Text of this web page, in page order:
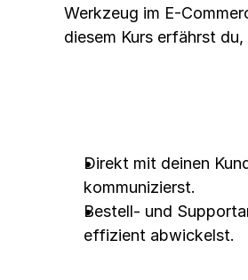
Werkzeug im E-
diesem Kurs erfährst du,
Direkt mit deinen
kommunizierst.
Bestell- und
effizient abwickelst.